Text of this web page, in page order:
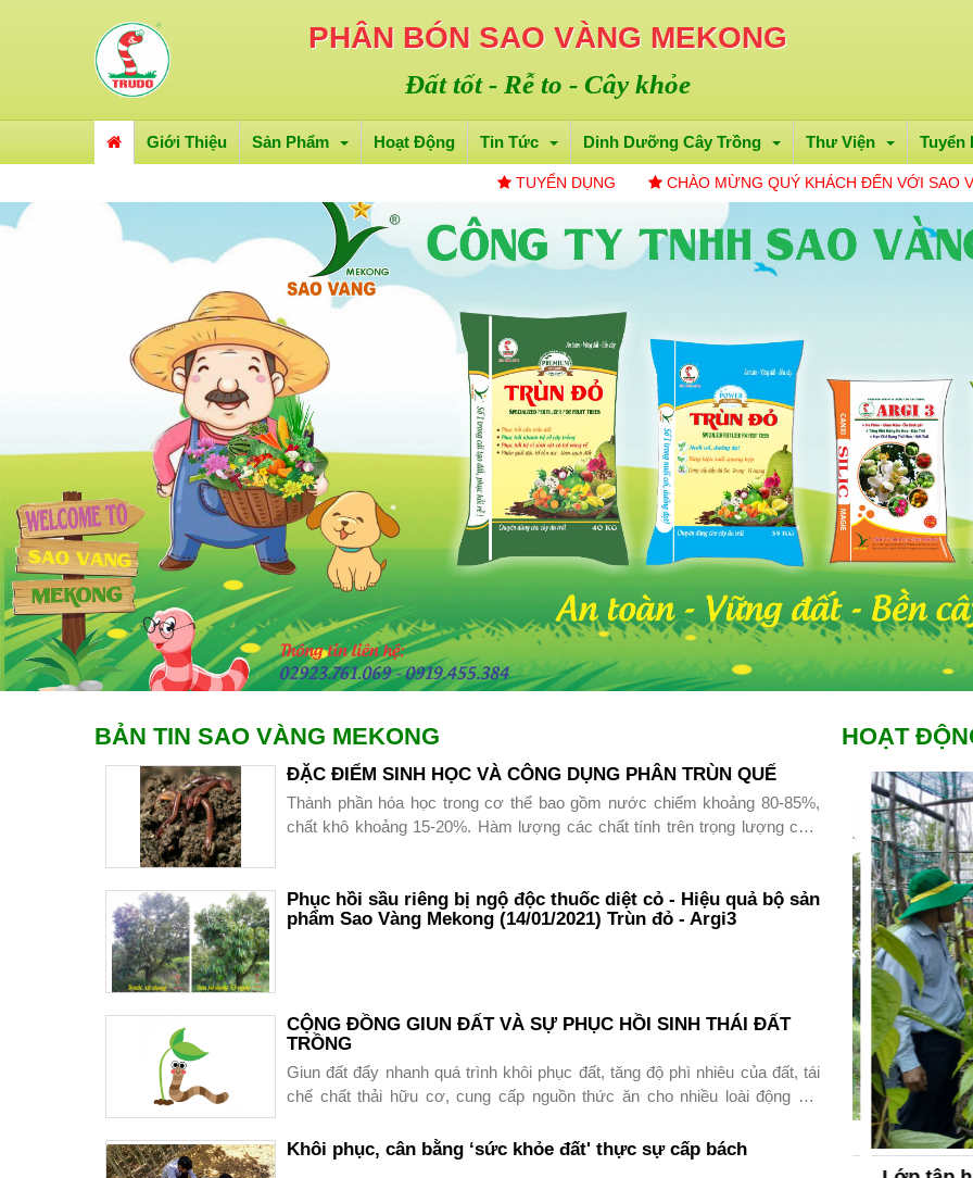
PHÂN BÓN SAO VÀNG MEKONG
Đất tốt - Rễ to - Cây khỏe
Giới Thiệu Sản Phẩm Hoạt Động Tin Tức Dinh Dưỡng Cây Trồng Thư Viện Tuyển
TUYỂN DỤNG CHÀO MỪNG QUÝ KHÁCH ĐẾN VỚI SAO VÀNG ME
BẢN TIN SAO VÀNG MEKONG
ĐẶC ĐIỂM SINH HỌC VÀ CÔNG DỤNG PHÂN TRÙN QUẾ
Thành phần hóa học trong cơ thể bao gồm nước chiếm khoảng 80-85%,
chất khô khoảng 15-20%. Hàm lượng các chất tính trên trọng lượng chất
+ Protein : 50-75%
Phục hồi sầu riêng bị ngộ độc thuốc diệt cỏ - Hiệu quả bộ sản
phẩm Sao Vàng Mekong (14/01/2021) Trùn đỏ - Argi3
CỘNG ĐỒNG GIUN ĐẤT VÀ SỰ PHỤC HỒI SINH THÁI ĐẤT
TRỒNG
Giun đất đẩy nhanh quá trình khôi phục đất, tăng độ phì nhiêu của đất, tái
chế chất thải hữu cơ, cung cấp nguồn thức ăn cho nhiều loài động vật
mặt đất.
Khôi phục, cân bằng ‘sức khỏe đất' thực sự cấp bách
HOẠT